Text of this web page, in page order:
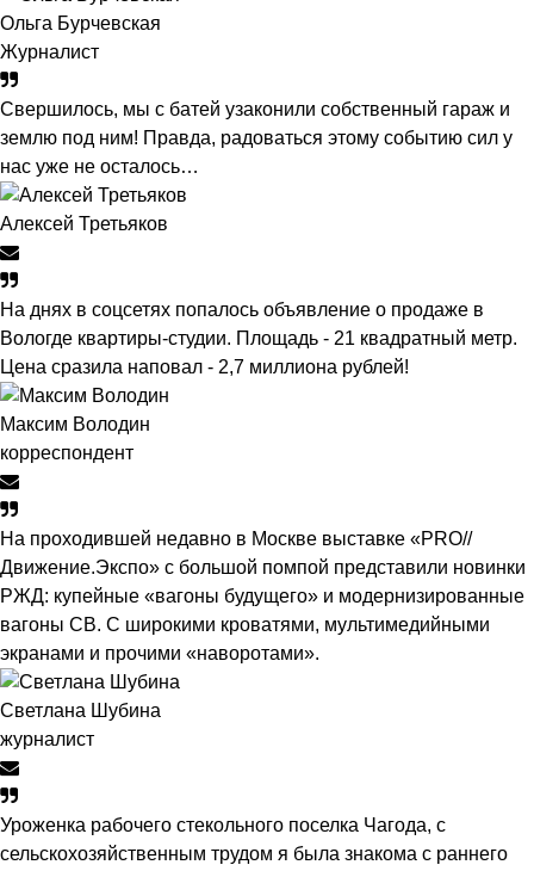
Ольга Бурчевская
Журналист
Свершилось, мы с батей узаконили собственный гараж и
землю под ним! Правда, радоваться этому событию сил у
нас уже не осталось…
Алексей Третьяков
На днях в соцсетях попалось объявление о продаже в
Вологде квартиры-студии. Площадь - 21 квадратный метр.
Цена сразила наповал - 2,7 миллиона рублей!
Максим Володин
корреспондент
На проходившей недавно в Мос­кве выставке «PRO//
Движение.Экспо» с большой помпой представили новинки
РЖД: купейные «вагоны будущего» и модернизированные
вагоны СВ. С широкими кроватями, мультимедийными
экранами и прочими «наворотами».
Светлана Шубина
журналист
Уроженка рабочего стекольного поселка Чагода, с
сельскохозяйственным трудом я была знакома с раннего